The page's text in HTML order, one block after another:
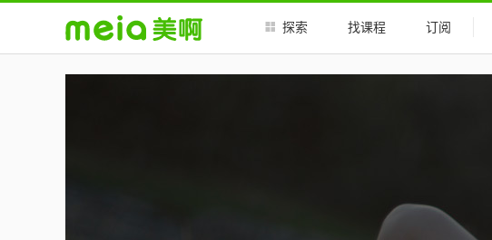
探索
找课程 订阅